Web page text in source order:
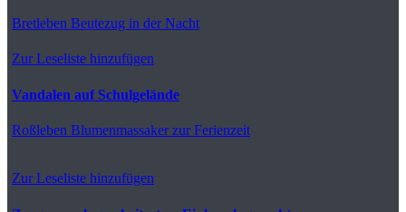
Bretleben Beutezug in der Nacht
Zur Leseliste hinzufügen
Vandalen auf Schulgelände
Roßleben Blumenmassaker zur Ferienzeit
Zur Leseliste hinzufügen